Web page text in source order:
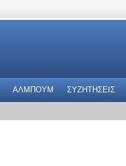
ΑΛΜΠΟΥΜ ΣΥΖΗΤΗΣΕΙΣ